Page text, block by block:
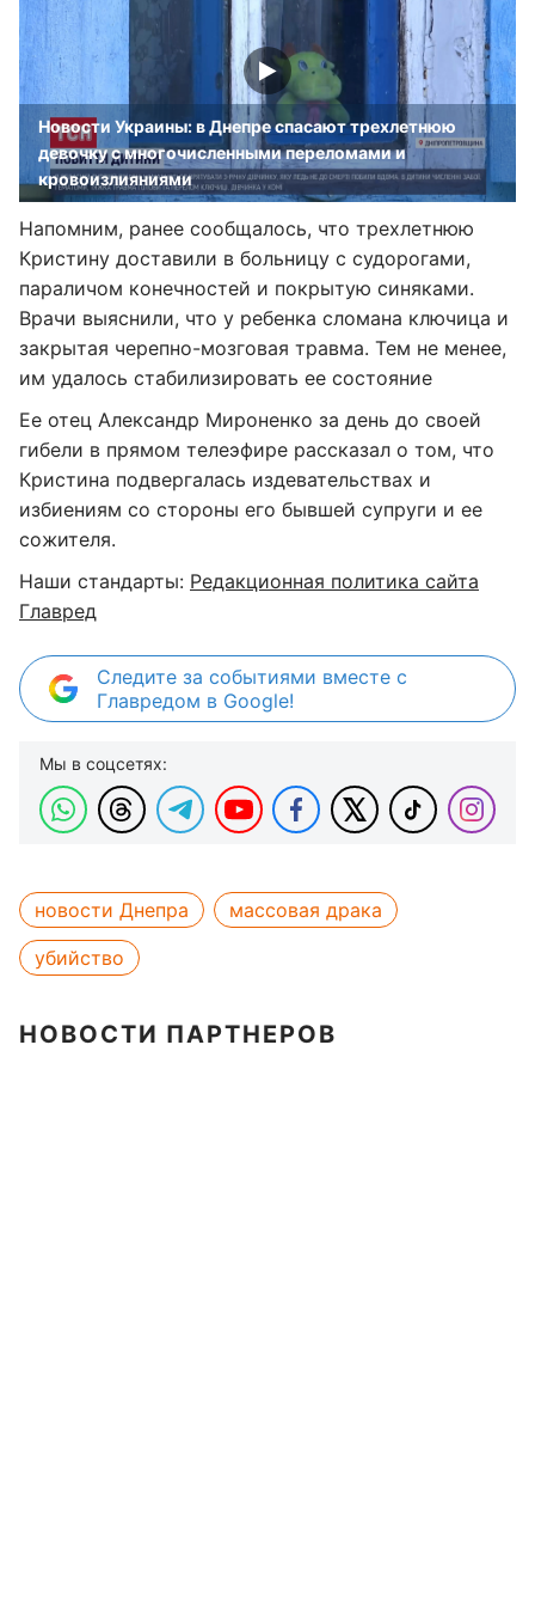
Новости Украины: в Днепре спасают трехлетнюю
девочку с многочисленными переломами и
кровоизлияниями
Напомним, ранее сообщалось, что трехлетнюю
Кристину доставили в больницу с судорогами,
параличом конечностей и покрытую синяками.
Врачи выяснили, что у ребенка сломана ключица и
закрытая черепно-мозговая травма. Тем не менее,
им удалось стабилизировать ее состояние
Ее отец Александр Мироненко за день до своей
гибели в прямом телеэфире рассказал о том, что
Кристина подвергалась издевательствах и
избиениям со стороны его бывшей супруги и ее
сожителя.
Наши стандарты: Редакционная политика сайта
Главред
Следите за событиями вместе с
Главредом в Google!
Мы в соцсетях:
новости Днепра
массовая драка
убийство
НОВОСТИ ПАРТНЕРОВ